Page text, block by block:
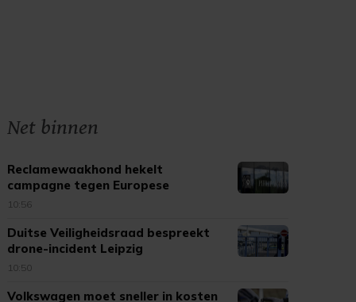
Net binnen
Reclamewaakhond hekelt
campagne tegen Europese
tabaksregels
10:56
Duitse Veiligheidsraad bespreekt
drone-incident Leipzig
10:50
Volkswagen moet sneller in kosten